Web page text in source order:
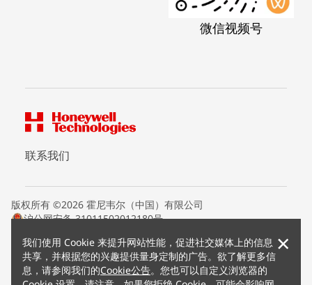
我们使用 Cookie 来提升网站性能，促进社交媒体上的信息
共享，并根据您的兴趣提供量身定制的广告。欲了解更多信
息，请参阅我们的Cookie公告。您也可以自定义浏览器的
×
微信视频号
联系我们
版权所有 ©2026 霍尼韦尔（中国）有限公司
沪公网安备 31011502012180号
条款条约
隐私声明
您的隐私选项